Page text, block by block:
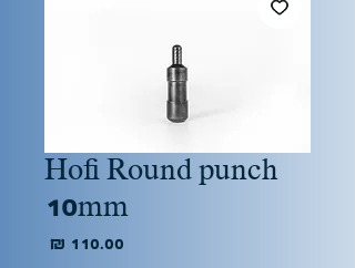
Hofi Round punch
10mm
מחיר